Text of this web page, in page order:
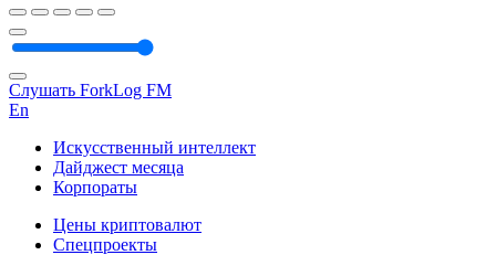
Слушать ForkLog FM
En
Искусственный интеллект
Дайджест месяца
Корпораты
Цены криптовалют
Спецпроекты